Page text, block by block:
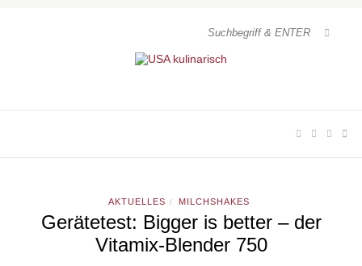
AKTUELLES / MILCHSHAKES
Gerätetest: Bigger is better – der
Vitamix-Blender 750